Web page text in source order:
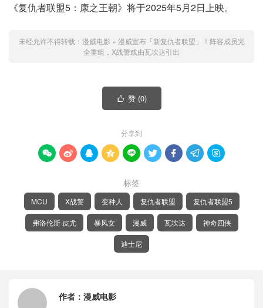
《复仇者联盟5：康之王朝》将于2025年5月2日上映。
未经允许不得转载： 漫威电影 » 漫威宣布「新复仇者联盟」！阵容成员完
全重组，X战警或由瓦坎达引出
 赞 (0)
分享到
        
标签
MCU X战警 变种人 复仇者联盟 复仇者联盟5
弗洛伦斯·皮尤 暴风女 漫威 瓦坎达 神奇四侠
迪士尼
作者： 漫威电影